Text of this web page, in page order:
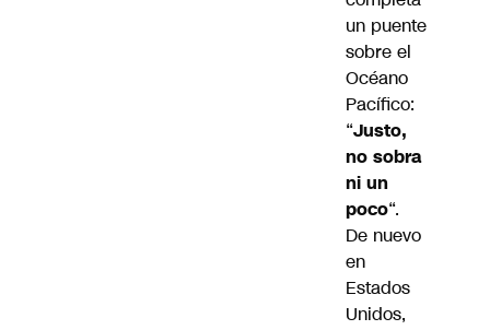
un puente
sobre el
Océano
Pacífico:
“Justo,
no sobra
ni un
poco“.
De nuevo
en
Estados
Unidos,